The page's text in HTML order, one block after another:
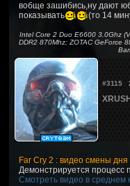
вобще зашибись,ну дают
показывать
(то 14
Intel Core 2 Duo E6600 3.0Ghz
DDR2 870Mhz; ZOTAC GeForce
#3115
Far Cry 2 : видео смены дня
Демонстрируется процесс
Смотреть видео в среднем